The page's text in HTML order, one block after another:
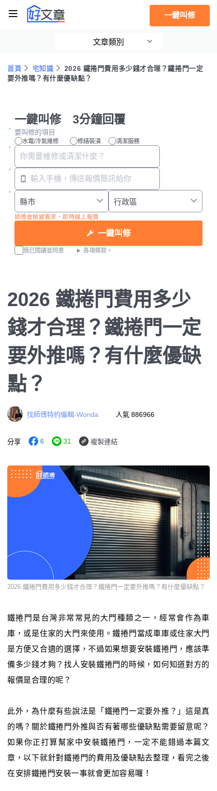
一鍵叫修
文章類別
首頁 宅知識
2026 鐵捲門費用多少錢才合理？鐵捲門一定
要外推嗎？有什麼優缺點？
一鍵叫修 3分鐘回覆
要叫修的項目
水電/冷氣維修 修繕裝潢 清潔服務
師傅會根據需求，即時線上報價
一鍵叫修
我已閱讀並同意 各項條款。
2026 鐵捲門費用多少
錢才合理？鐵捲門一定
要外推嗎？有什麼優缺
點？
找師傅特約編輯-Wonda 人氣 886966
分享 6 31 複製連結
2026 鐵捲門費用多少錢才合理？鐵捲門一定要外推嗎？有什麼優缺點？
鐵捲門是台灣非常常見的大門種類之一，經常會作為車
庫，或是住家的大門來使用。鐵捲門當成車庫或住家大門
是方便又合適的選擇，不過如果想要安裝鐵捲門，應該準
備多少錢才夠？找人安裝鐵捲門的時候，如何知道對方的
報價是合理的呢？
此外，為什麼有些說法是「鐵捲門一定要外推？」這是真
的嗎？關於鐵捲門外推與否有著哪些優缺點需要留意呢？
如果你正打算幫家中安裝鐵捲門，一定不能錯過本篇文
章，以下就針對鐵捲門的費用及優缺點去整理，看完之後
在安排鐵捲門安裝一事就會更加容易囉！